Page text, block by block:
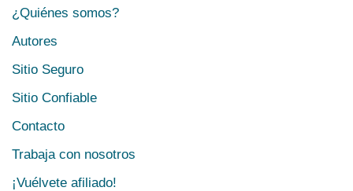
¿Quiénes somos?
Autores
Sitio Seguro
Sitio Confiable
Contacto
Trabaja con nosotros
¡Vuélvete afiliado!